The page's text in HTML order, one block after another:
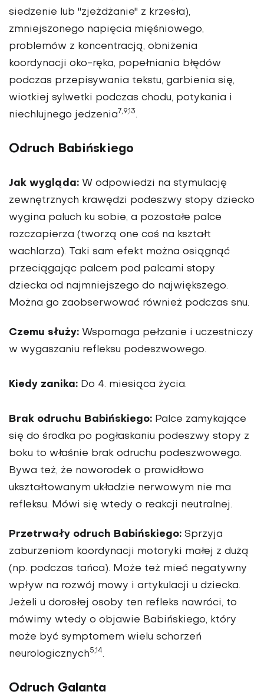
siedzenie lub "zjeżdżanie" z krzesła),
zmniejszonego napięcia mięśniowego,
problemów z koncentracją, obniżenia
koordynacji oko-ręka, popełniania błędów
podczas przepisywania tekstu, garbienia się,
wiotkiej sylwetki podczas chodu, potykania i
niechlujnego jedzenia7,9,13.
Odruch Babińskiego
Jak wygląda: W odpowiedzi na stymulację
zewnętrznych krawędzi podeszwy stopy dziecko
wygina paluch ku sobie, a pozostałe palce
rozczapierza (tworzą one coś na kształt
wachlarza). Taki sam efekt można osiągnąć
przeciągając palcem pod palcami stopy
dziecka od najmniejszego do największego.
Można go zaobserwować również podczas snu.
Czemu służy: Wspomaga pełzanie i uczestniczy
w wygaszaniu refleksu podeszwowego.
Kiedy zanika: Do 4. miesiąca życia.
Brak odruchu Babińskiego: Palce zamykające
się do środka po pogłaskaniu podeszwy stopy z
boku to właśnie brak odruchu podeszwowego.
Bywa też, że noworodek o prawidłowo
ukształtowanym układzie nerwowym nie ma
refleksu. Mówi się wtedy o reakcji neutralnej.
Przetrwały odruch Babińskiego: Sprzyja
zaburzeniom koordynacji motoryki małej z dużą
(np. podczas tańca). Może też mieć negatywny
wpływ na rozwój mowy i artykulacji u dziecka.
Jeżeli u dorosłej osoby ten refleks nawróci, to
mówimy wtedy o objawie Babińskiego, który
może być symptomem wielu schorzeń
neurologicznych5,14.
Odruch Galanta